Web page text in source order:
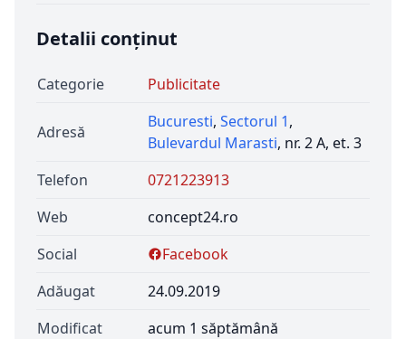
Detalii conținut
Categorie Publicitate
Adresă
Bucuresti, Sectorul 1,
Bulevardul Marasti, nr. 2 A, et. 3
Telefon
0721223913
Web
concept24.ro
Social
Facebook
Adăugat
24.09.2019
Modificat
acum 1 săptămână